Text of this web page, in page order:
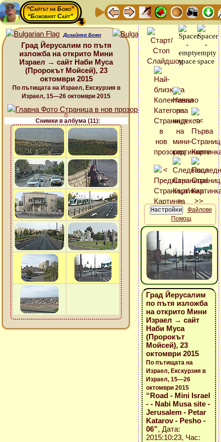
“Сайтът на Божо”
“Божовият Сайт”
Дизайнер Божо
Град Йерусалим по пътя
изложба на открито Мини
Израел → сайт Наби Муса
(Пророкът Мойсей), 23
октомври 2015
По пътищата на Израел, Екскурзия в
Израел, 15—26 октомври 2015
Снимки в албума (11):
Файлове
Помощ
Град Йерусалим
по пътя изложба
на открито Мини
Израел → сайт
Наби Муса
(Пророкът
Мойсей), 23
октомври 2015
По пътищата на
Израел, Екскурзия в
Израел, 15—26
октомври 2015
“Road - Mini Israel
- - Nabi Musa site -
Jerusalem - Petar
Katarov - Pesho -
06”, Дата:
2015:10:23, Час: